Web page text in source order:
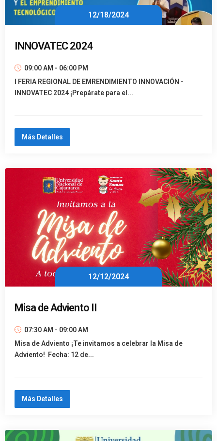
12/18/2024
INNOVATEC 2024
09:00 AM - 06:00 PM
I FERIA REGIONAL DE EMRENDIMIENTO INNOVACIÓN -
INNOVATEC 2024 ¡Prepárate para el...
Más Detalles
12/12/2024
Misa de Adviento II
07:30 AM - 09:00 AM
Misa de Adviento ¡Te invitamos a celebrar la Misa de
Adviento! Fecha: 12 de...
Más Detalles